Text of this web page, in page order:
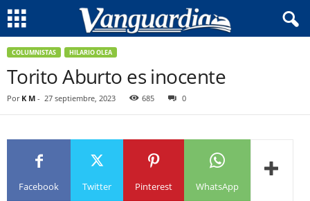
COLUMNISTAS HILARIO OLEA
Torito Aburto es inocente
Por K M - 27 septiembre, 2023 685 0
Facebook Twitter Pinterest WhatsApp